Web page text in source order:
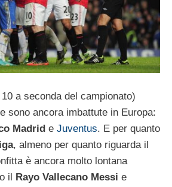
a seconda del campionato)
sono ancora imbattute in Europa:
Madrid e Juventus. E per quanto
, almeno per quanto riguarda il
è ancora molto lontana
il
Rayo Vallecano Messi e